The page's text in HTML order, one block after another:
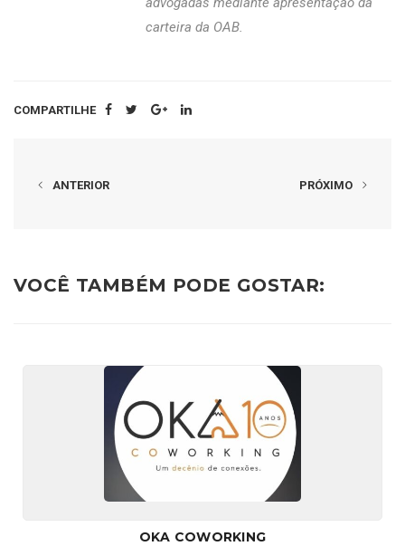
carteira da OAB.
COMPARTILHE
ANTERIOR PRÓXIMO
VOCÊ TAMBÉM PODE GOSTAR:
OKA COWORKING